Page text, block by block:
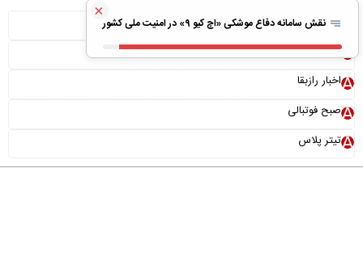
ویلا پیش ساخته
بونوس رایگان
اخبار رازبقا
صبح فوتبالی
تیتر پلاس
×
نقش سامانه دفاع موشکی «اچ کیو ۹» در امنیت ملی کشور